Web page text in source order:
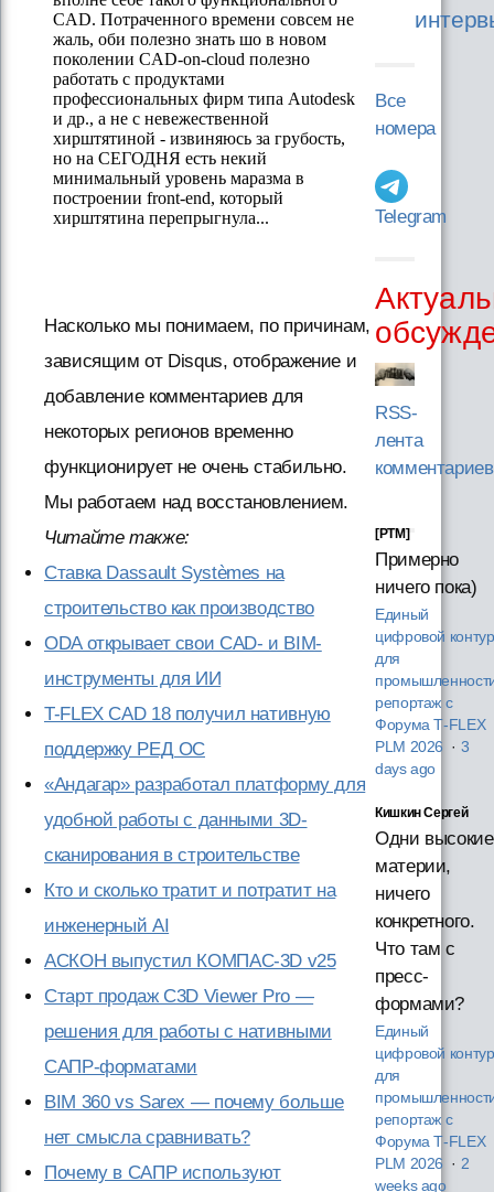
Насколько мы понимаем, по причинам,
зависящим от Disqus, отображение и
добавление комментариев для
некоторых регионов временно
функционирует не очень стабильно.
Мы работаем над восстановлением.
Читайте также:
Ставка Dassault Systèmes на
строительство как производство
ODA открывает свои CAD- и BIM-
инструменты для ИИ
T-FLEX CAD 18 получил нативную
поддержку РЕД ОС
«Андагар» разработал платформу для
удобной работы с данными 3D-
сканирования в строительстве
Кто и сколько тратит и потратит на
инженерный AI
АСКОН выпустил КОМПАС-3D v25
Старт продаж C3D Viewer Pro —
решения для работы с нативными
САПР-форматами
BIM 360 vs Sarex — почему больше
нет смысла сравнивать?
Почему в САПР используют
Все
номера
Telegram
RSS-
лента
комментариев
[PTM]
Примерно
ничего пока)
Единый
цифровой контур
для
репортаж с
Форума T‑FLEX
PLM 2026 · 3
days ago
Кишкин Сергей
Одни высокие
материи,
ничего
конкретного.
Что там с
пресс-
формами?
Единый
цифровой контур
для
репортаж с
Форума T‑FLEX
PLM 2026 · 2
weeks ago